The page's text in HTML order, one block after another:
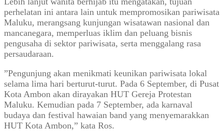
perhelatan ini antara lain untuk mempromosikan pariwisata
Maluku, merangsang kunjungan wisatawan nasional dan
mancanegara, memperluas iklim dan peluang bisnis
pengusaha di sektor pariwisata, serta menggalang rasa
persaudaraan.
”Pengunjung akan menikmati keunikan pariwisata lokal
selama lima hari berturut-turut. Pada 6 September, di Pusat
Kota Ambon akan dirayakan HUT Gereja Protestan
Maluku. Kemudian pada 7 September, ada karnaval
budaya dan festival hawaian band yang menyemarakkan
HUT Kota Ambon,” kata Ros.